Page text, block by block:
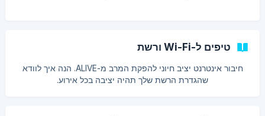
טיפים ל-Wi-Fi ורשת
חיבור אינטרנט יציב חיוני להפקת המרב מ-ALIVE. הנה איך לוודא
שהגדרת הרשת שלך תהיה יציבה בכל אירוע.